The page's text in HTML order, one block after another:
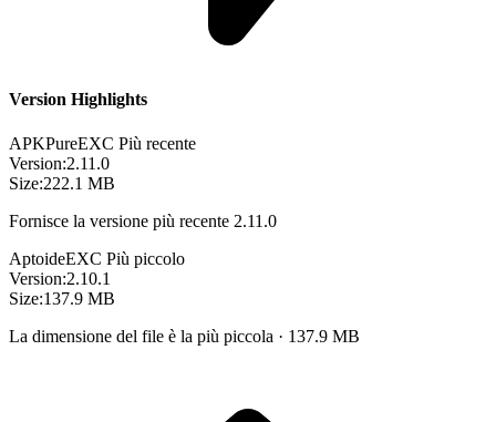
Version Highlights
APKPureEXC Più recente
Version:2.11.0
Size:222.1 MB
Fornisce la versione più recente 2.11.0
AptoideEXC Più piccolo
Version:2.10.1
Size:137.9 MB
La dimensione del file è la più piccola · 137.9 MB